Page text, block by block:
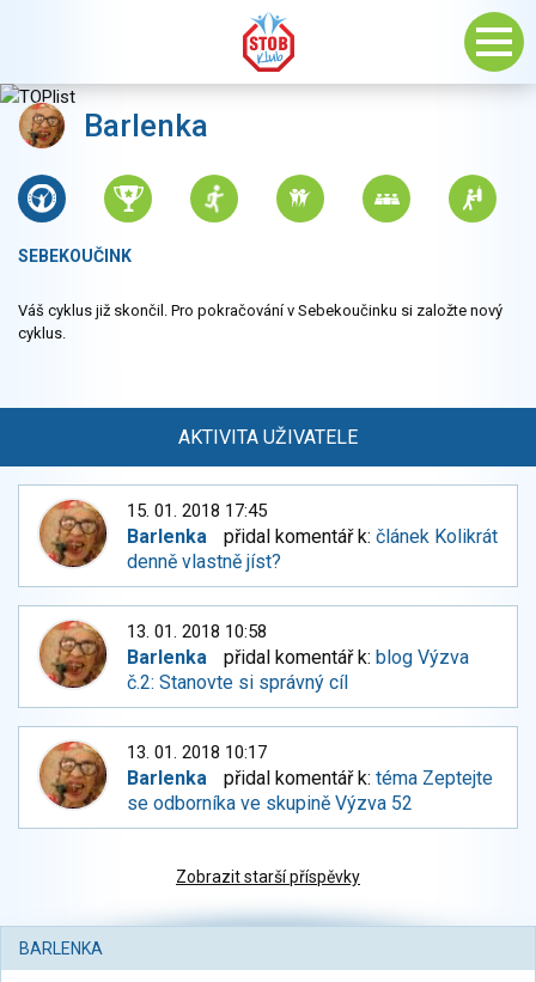
Barlenka
SEBEKOUČINK
Váš cyklus již skončil. Pro pokračování v Sebekoučinku si založte nový
cyklus.
AKTIVITA UŽIVATELE
15. 01. 2018 17:45
Barlenka přidal komentář k:článek Kolikrát
denně vlastně jíst?
13. 01. 2018 10:58
Barlenka přidal komentář k: blog Výzva
č.2: Stanovte si správný cíl
13. 01. 2018 10:17
Barlenka přidal komentář k:téma Zeptejte
se odborníka ve skupině Výzva 52
Zobrazit starší příspěvky
BARLENKA